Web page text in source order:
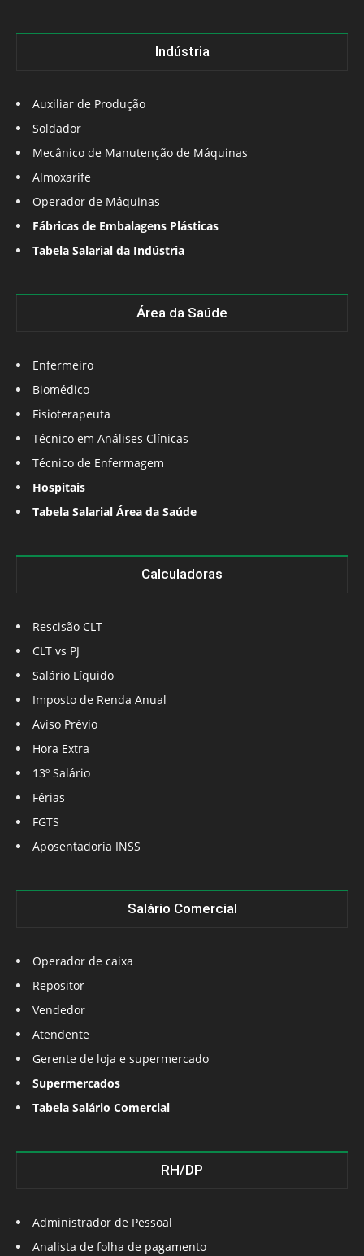
Indústria
Auxiliar de Produção
Soldador
Mecânico de Manutenção de Máquinas
Almoxarife
Operador de Máquinas
Fábricas de Embalagens Plásticas
Tabela Salarial da Indústria
Área da Saúde
Enfermeiro
Biomédico
Fisioterapeuta
Técnico em Análises Clínicas
Técnico de Enfermagem
Hospitais
Tabela Salarial Área da Saúde
Calculadoras
Rescisão CLT
CLT vs PJ
Salário Líquido
Imposto de Renda Anual
Aviso Prévio
Hora Extra
13º Salário
Férias
FGTS
Aposentadoria INSS
Salário Comercial
Operador de caixa
Repositor
Vendedor
Atendente
Gerente de loja e supermercado
Supermercados
Tabela Salário Comercial
RH/DP
Administrador de Pessoal
Analista de folha de pagamento